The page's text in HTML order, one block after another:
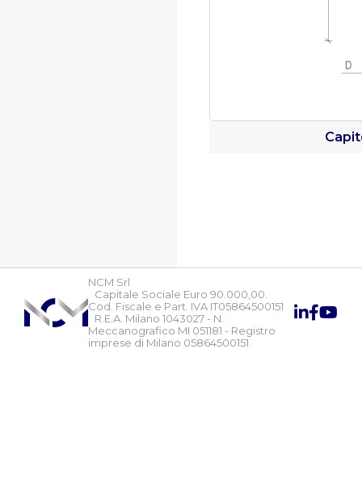
NCM Srl
Capitale Sociale Euro 90.000,00.
Cod. Fiscale e Part. IVA IT05864500151
R.E.A. Milano 1043027 - N.
Meccanografico MI 051181 - Registro
imprese di Milano 05864500151